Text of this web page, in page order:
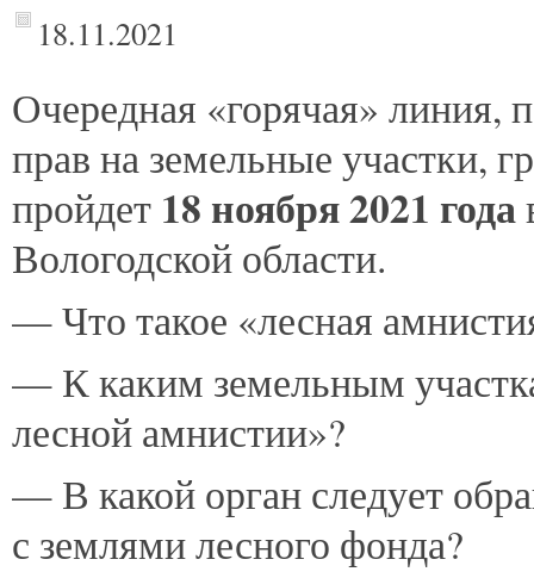
18.11.2021
Очередная «горячая» линия,
прав на земельные участки,
пройдет 18 ноября 2021 года
Вологодской области.
— Что такое «лесная
— К каким земельным
лесной амнистии»?
— В какой орган следует
с землями лесного фонда?